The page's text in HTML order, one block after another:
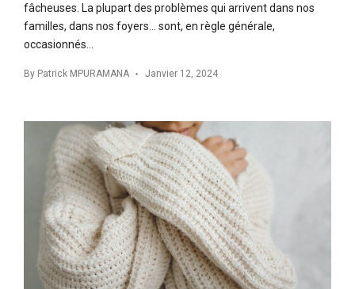
fâcheuses. La plupart des problèmes qui arrivent dans nos
familles, dans nos foyers… sont, en règle générale,
occasionnés…
By Patrick MPURAMANA Janvier 12, 2024